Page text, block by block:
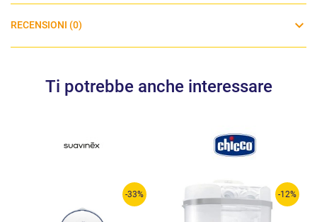
RECENSIONI (0)
Ti potrebbe anche interessare
-33% -12%